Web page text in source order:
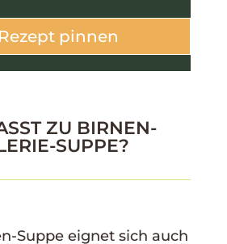
Rezept pinnen
ZU BIRNEN-
SUPPE?
Suppe eignet sich auch